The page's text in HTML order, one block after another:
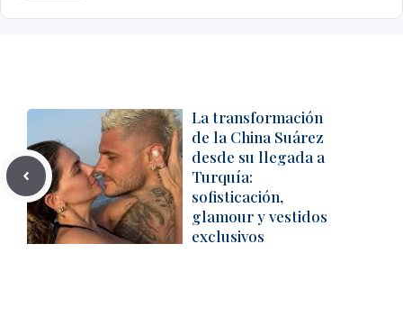
La transformación
de la China Suárez
desde su llegada a
Turquía:
sofisticación,
glamour y vestidos
exclusivos